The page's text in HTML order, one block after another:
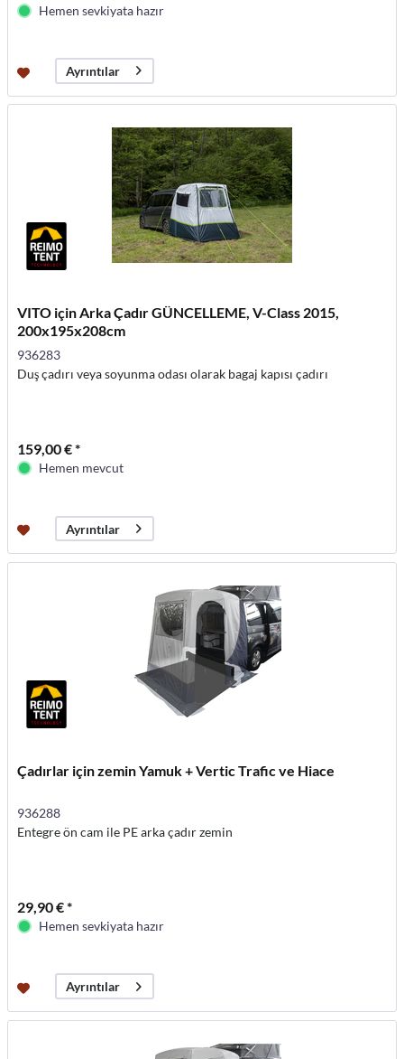
Hemen sevkiyata hazır
Ayrıntılar
VITO için Arka Çadır GÜNCELLEME, V-Class 2015,
200x195x208cm
936283
Duş çadırı veya soyunma odası olarak bagaj kapısı çadırı
159,00 € *
Hemen mevcut
Ayrıntılar
Çadırlar için zemin Yamuk + Vertic Trafic ve Hiace
936288
Entegre ön cam ile PE arka çadır zemin
29,90 € *
Hemen sevkiyata hazır
Ayrıntılar